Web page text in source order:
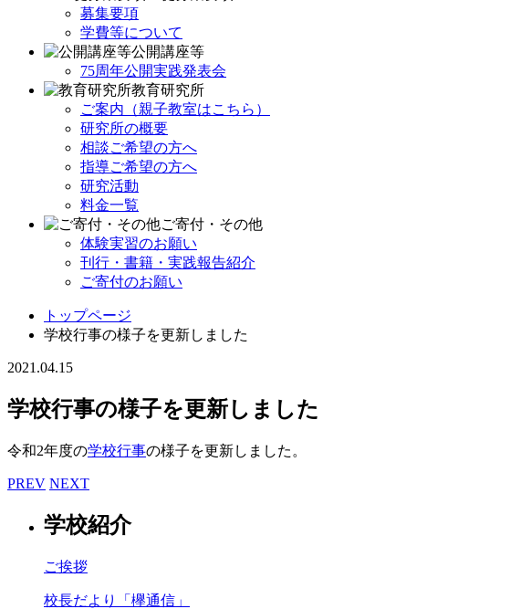
募集要項
学費等について
公開講座等
75周年公開実践発表会
教育研究所
ご案内（親子教室はこちら）
研究所の概要
相談ご希望の方へ
指導ご希望の方へ
研究活動
料金一覧
ご寄付・その他
体験実習のお願い
刊行・書籍・実践報告紹介
ご寄付のお願い
トップページ
学校行事の様子を更新しました
2021.04.15
学校行事の様子を更新しました
令和2年度の学校行事の様子を更新しました。
PREV NEXT
学校紹介
ご挨拶
校長だより「欅通信」